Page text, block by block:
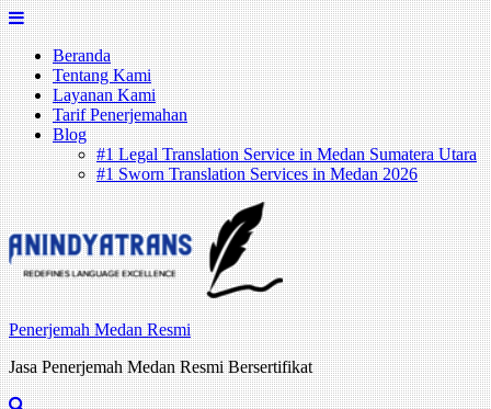
Skip
to
contentBeranda
Tentang Kami
Layanan Kami
Tarif Penerjemahan
Blog
#1 Legal Translation Service in Medan Sumatera Utara
#1 Sworn Translation Services in Medan 2026
Penerjemah Medan Resmi
Jasa Penerjemah Medan Resmi Bersertifikat